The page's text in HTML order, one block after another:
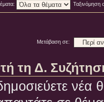
Ταξινόμηση
Μετάβαση σε:
τη Δ.
νέα